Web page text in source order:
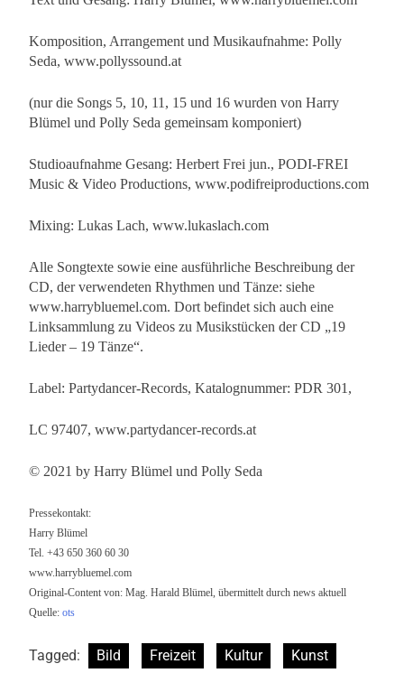
Komposition, Arrangement und Musikaufnahme: Polly
Seda, www.pollyssound.at
(nur die Songs 5, 10, 11, 15 und 16 wurden von Harry
Blümel und Polly Seda gemeinsam komponiert)
Studioaufnahme Gesang: Herbert Frei jun., PODI-FREI
Music & Video Productions, www.podifreiproductions.com
Mixing: Lukas Lach, www.lukaslach.com
Alle Songtexte sowie eine ausführliche Beschreibung der
CD, der verwendeten Rhythmen und Tänze: siehe
www.harrybluemel.com. Dort befindet sich auch eine
Linksammlung zu Videos zu Musikstücken der CD „19
Lieder – 19 Tänze“.
Label: Partydancer-Records, Katalognummer: PDR 301,
LC 97407, www.partydancer-records.at
© 2021 by Harry Blümel und Polly Seda
Pressekontakt:
Harry Blümel
Tel. +43 650 360 60 30
www.harrybluemel.com
Original-Content von: Mag. Harald Blümel, übermittelt durch news aktuell
Quelle: ots
Tagged: Bild Freizeit Kultur Kunst